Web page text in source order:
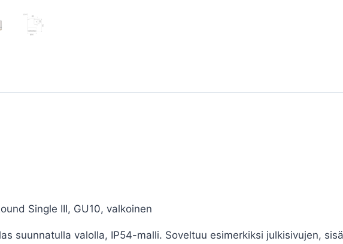
Single III, GU10, valkoinen
suunnatulla valolla, IP54-malli. Soveltuu esimerkiksi julkisivujen,